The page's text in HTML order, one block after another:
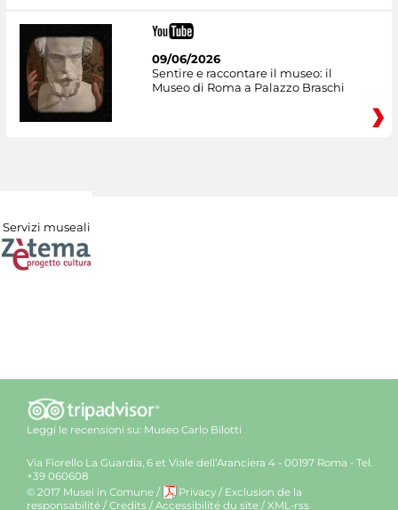
09/06/2026
Sentire e raccontare il museo: il
Museo di Roma a Palazzo Braschi
Servizi museali
Leggi le recensioni su: Museo Carlo Bilotti
Via Fiorello La Guardia, 6 et Viale dell’Aranciera 4 - 00197 Roma - Tel.
+39 060608
© 2017 Musei in Comune / Privacy / Exclusion de la
responsabilité / Credits / Accessibilité du site / XML-rss